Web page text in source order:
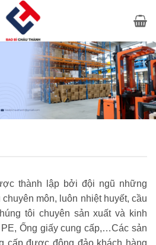
thành lập bởi đội ngũ những
môn, luôn nhiệt huyết, cầu
tôi chuyên sản xuất và kinh
Ống giấy cung cấp,…Các sản